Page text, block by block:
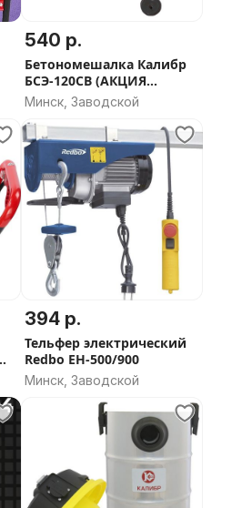
540 р.
Бетономешалка Калибр
БСЭ-120СВ (АКЦИЯ
БЕСПЛАТНАЯ ДОСТАВКА)
Минск, Заводской
394 р.
Тельфер электрический
Redbo EH-500/900
Минск, Заводской